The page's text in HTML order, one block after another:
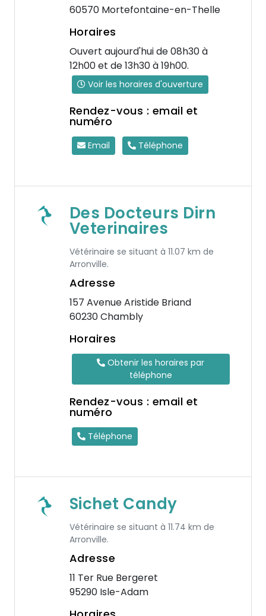
60570 Mortefontaine-en-Thelle
Horaires
Ouvert aujourd'hui de 08h30 à
12h00 et de 13h30 à 19h00.
Voir les horaires d'ouverture
Rendez-vous : email et
numéro
Email Téléphone
Des Docteurs Dirn
Veterinaires
Vétérinaire se situant à 11.07 km de
Arronville.
Adresse
157 Avenue Aristide Briand
60230 Chambly
Horaires
Obtenir les horaires par
téléphone
Rendez-vous : email et
numéro
Téléphone
Sichet Candy
Vétérinaire se situant à 11.74 km de
Arronville.
Adresse
11 Ter Rue Bergeret
95290 Isle-Adam